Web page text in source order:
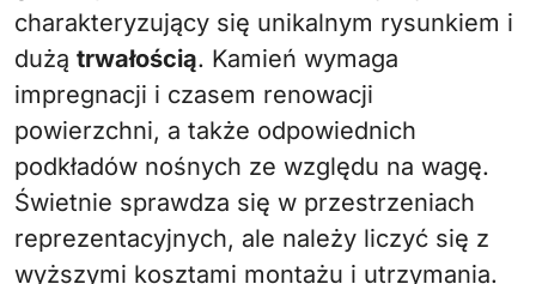
charakteryzujący się unikalnym rysunkiem i
dużą trwałością. Kamień wymaga
impregnacji i czasem renowacji
powierzchni, a także odpowiednich
podkładów nośnych ze względu na wagę.
Świetnie sprawdza się w przestrzeniach
reprezentacyjnych, ale należy liczyć się z
wyższymi kosztami montażu i utrzymania.